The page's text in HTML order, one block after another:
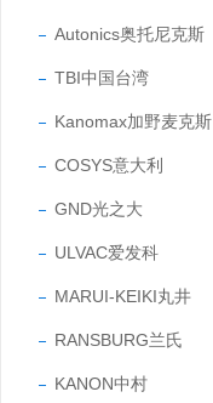
Autonics奥托尼克斯
TBI中国台湾
Kanomax加野麦克斯
COSYS意大利
GND光之大
ULVAC爱发科
MARUI-KEIKI丸井
RANSBURG兰氏
KANON中村